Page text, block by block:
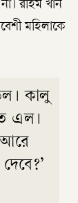
রহিম খান
মহিলাকে
কালু
এল।